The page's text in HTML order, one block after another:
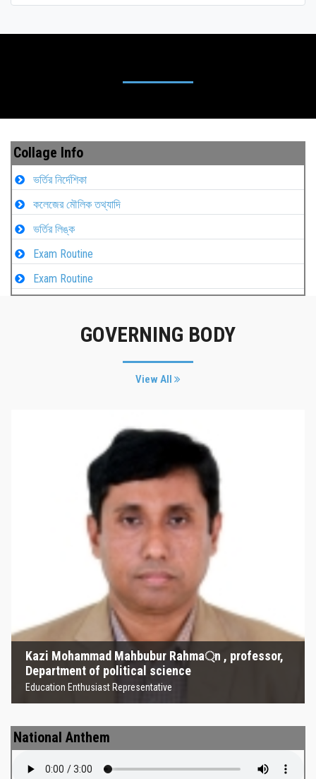
Collage Info
ভর্তির নির্দেশিকা
কলেজের মৌলিক তথ্যাদি
ভর্তির লিঙ্ক
Exam Routine
Exam Routine
GOVERNING BODY
View All
Kazi Mohammad Mahbubur Rahma্‌n , professor,
Department of political science
Education Enthusiast Representative
Kazi Mohammad Mahbubur
Rahma্‌n , professor, Department
of political science
Education Enthusiast Representative
National Anthem